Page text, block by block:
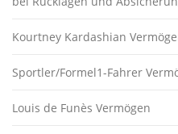
Kourtney Kardashian
Sportler/Formel1-Fahrer
Louis de Funès Vermögen